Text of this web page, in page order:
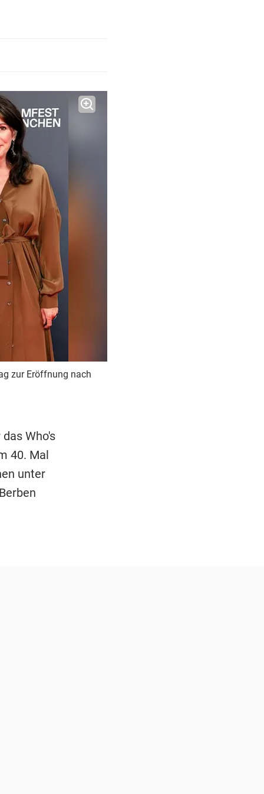
zur Eröffnung nach
Who's
40. Mal
unter